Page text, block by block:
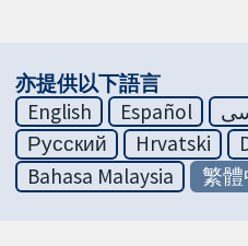
亦提供以下語言
English
Español
Русский
Hrvatski
Bahasa Malaysia
繁